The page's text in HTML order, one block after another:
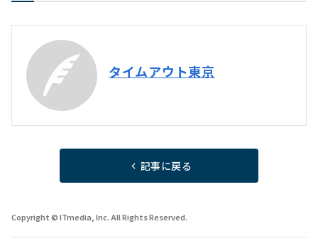
タイムアウト東京
記事に戻る
Copyright © ITmedia, Inc. All Rights Reserved.